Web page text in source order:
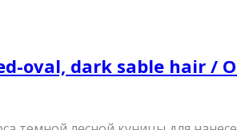
oval, dark sable